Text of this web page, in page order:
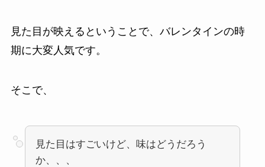
見た目が映えるということで、バレンタインの時
期に大変人気です。
そこで、
見た目はすごいけど、味はどうだろう
か、、、